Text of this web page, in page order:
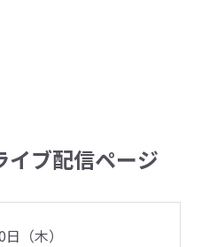
イブ配信ページ
（木）